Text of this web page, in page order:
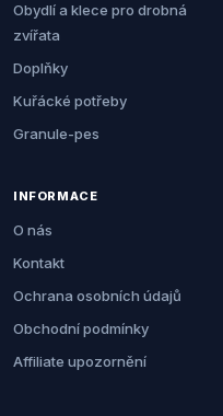
Obydlí a klece pro drobná
zvířata
Doplňky
Kuřácké potřeby
Granule-pes
INFORMACE
O nás
Kontakt
Ochrana osobních údajů
Obchodní podmínky
Affiliate upozornění